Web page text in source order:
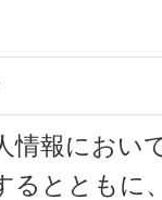
情報におい
るとともに